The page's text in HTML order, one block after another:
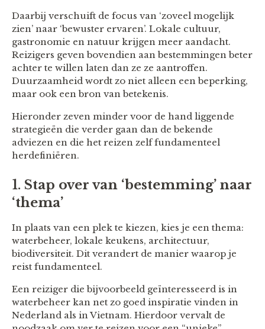
Daarbij verschuift de focus van ‘zoveel mogelijk
zien’ naar ‘bewuster ervaren’. Lokale cultuur,
gastronomie en natuur krijgen meer aandacht.
Reizigers geven bovendien aan bestemmingen beter
achter te willen laten dan ze ze aantroffen.
Duurzaamheid wordt zo niet alleen een beperking,
maar ook een bron van betekenis.
Hieronder zeven minder voor de hand liggende
strategieën die verder gaan dan de bekende
adviezen en die het reizen zelf fundamenteel
herdefiniëren.
1. Stap over van ‘bestemming’ naar
‘thema’
In plaats van een plek te kiezen, kies je een thema:
waterbeheer, lokale keukens, architectuur,
biodiversiteit. Dit verandert de manier waarop je
reist fundamenteel.
Een reiziger die bijvoorbeeld geïnteresseerd is in
waterbeheer kan net zo goed inspiratie vinden in
Nederland als in Vietnam. Hierdoor vervalt de